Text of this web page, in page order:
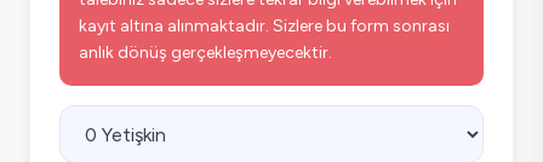
kayıt altına alınmaktadır. Sizlere bu form sonrası
anlık dönüş gerçekleşmeyecektir.